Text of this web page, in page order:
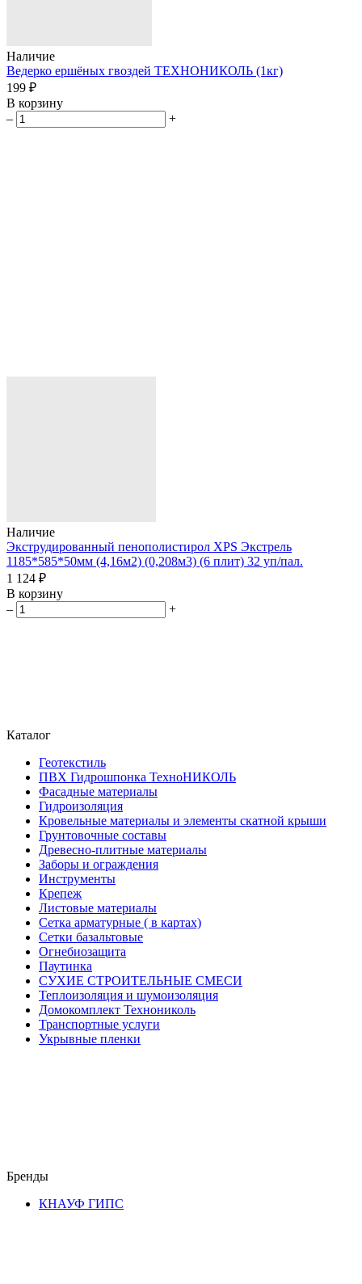
Наличие
Ведерко ершёных гвоздей ТЕХНОНИКОЛЬ (1кг)
199 ₽
В корзину
–
+
Наличие
Экструдированный пенополистирол XPS Экстрель
1185*585*50мм (4,16м2) (0,208м3) (6 плит) 32 уп/пал.
1 124 ₽
В корзину
–
+
Каталог
Геотекстиль
ПВХ Гидрошпонка ТехноНИКОЛЬ
Фасадные материалы
Гидроизоляция
Кровельные материалы и элементы скатной крыши
Грунтовочные составы
Древесно-плитные материалы
Заборы и ограждения
Инструменты
Крепеж
Листовые материалы
Сетка арматурные ( в картах)
Сетки базальтовые
Огнебиозащита
Паутинка
СУХИЕ СТРОИТЕЛЬНЫЕ СМЕСИ
Теплоизоляция и шумоизоляция
Домокомплект Технониколь
Транспортные услуги
Укрывные пленки
Бренды
КНАУФ ГИПС